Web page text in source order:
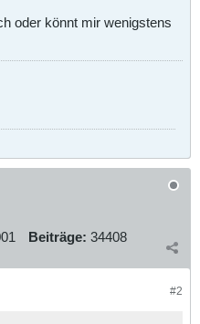
oder könnt mir wenigstens
Beiträge: 34408
#2